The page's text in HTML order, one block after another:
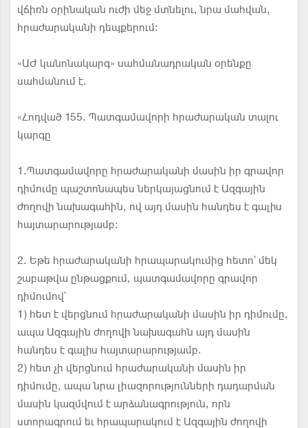
վճիռն օրինական ուժի մեջ մտնելու, նրա մահվան,
հրաժարականի դեպքերում:
«ԱԺ կանոնակարգ» սահմանադրական օրենքը
սահմանում է.
«Հոդված 155. Պատգամավորի հրաժարական տալու
կարգը
1.Պատգամավորը հրաժարականի մասին իր գրավոր
դիմումը պաշտոնապես ներկայացնում է Ազգային
ժողովի նախագահին, ով այդ մասին հանդես է գալիս
հայտարարությամբ։
2. Եթե հրաժարականի հրապարակումից հետո՝ մեկ
շաբաթվա ընթացքում, պատգամավորը գրավոր
դիմումով՝
1) հետ է վերցնում հրաժարականի մասին իր դիմումը,
ապա Ազգային ժողովի նախագահն այդ մասին
հանդես է գալիս հայտարարությամբ.
2) հետ չի վերցնում հրաժարականի մասին իր
դիմումը, ապա նրա լիազորությունների դադարման
մասին կազմվում է արձանագրություն, որն
ստորագրում եւ հրապարակում է Ազգային ժողովի